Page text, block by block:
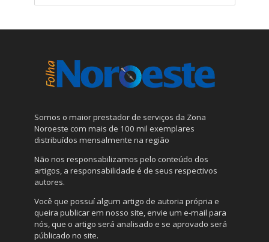
Somos o maior prestador de serviços da Zona
Noroeste com mais de 100 mil exemplares
distribuídos mensalmente na região
Não nos responsabilizamos pelo conteúdo dos
artigos, a responsabilidade é de seus respectivos
autores.
Você que possuí algum artigo de autoria própria e
queira publicar em nosso site, envie um e-mail para
nós, que o artigo será analisado e se aprovado será
públicado no site.